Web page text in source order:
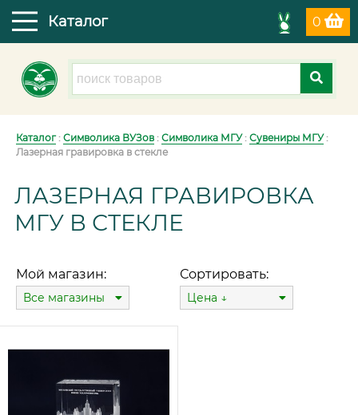
0
Каталог
Каталог: Символика ВУЗов : Символика МГУ: Сувениры МГУ:
Лазерная гравировка в стекле
ЛАЗЕРНАЯ ГРАВИРОВКА
МГУ В СТЕКЛЕ
Мой магазин:
Все магазины
Сортировать:
Цена ↓